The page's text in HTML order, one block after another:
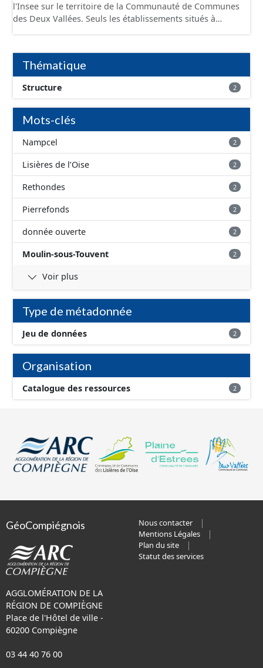
l'Insee sur le territoire de la Communauté de Communes
des Deux Vallées. Seuls les établissements situés à
conformément aux prescriptions du standard CNIG Sites
Économiques. Ce lot ne contient pas la référence aux
terrains à vocation économique à ce jour. Il est filtré au-
delà des prescriptions du CNIG se limitant aux SCI.
Thématique
Structure 2
Mots-clés
Nampcel 2
Lisières de l’Oise 2
Rethondes 2
Pierrefonds 2
donnée ouverte 2
Moulin-sous-Touvent 2
Voir plus
Type de métadonnée
Jeu de données 2
Organisation
Catalogue des ressources 2
GéoCompiégnois
AGGLOMÉRATION DE LA
RÉGION DE COMPIÈGNE
Place de l'Hôtel de ville -
60200 Compiègne
03 44 40 76 00
Nous contacter
Mentions Légales
Plan du site
Statut des services